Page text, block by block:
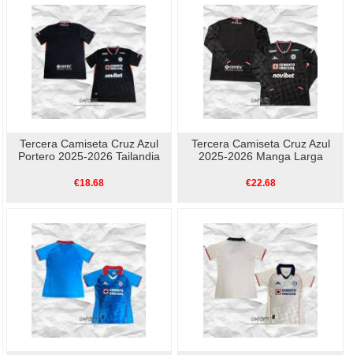
Tercera Camiseta Cruz Azul
Portero 2025-2026 Tailandia
€18.68
Tercera Camiseta Cruz Azul
2025-2026 Manga Larga
€22.68